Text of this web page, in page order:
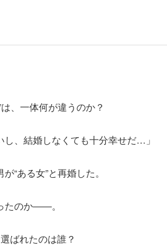
、一体何が違うのか？
し、結婚しなくても十分幸せだ…」
“ある女”と再婚した。
たのか――。
ばれたのは誰？